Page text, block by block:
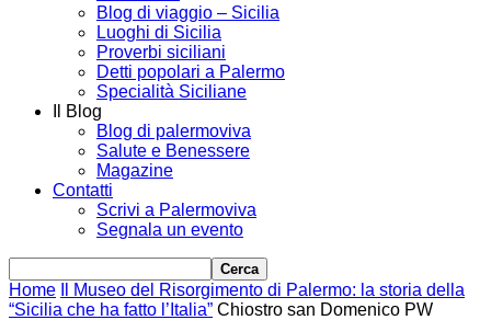
Blog di viaggio – Sicilia
Luoghi di Sicilia
Proverbi siciliani
Detti popolari a Palermo
Specialità Siciliane
Il Blog
Blog di palermoviva
Salute e Benessere
Magazine
Contatti
Scrivi a Palermoviva
Segnala un evento
Home
Il Museo del Risorgimento di Palermo: la storia della
“Sicilia che ha fatto l’Italia” Chiostro san Domenico PW